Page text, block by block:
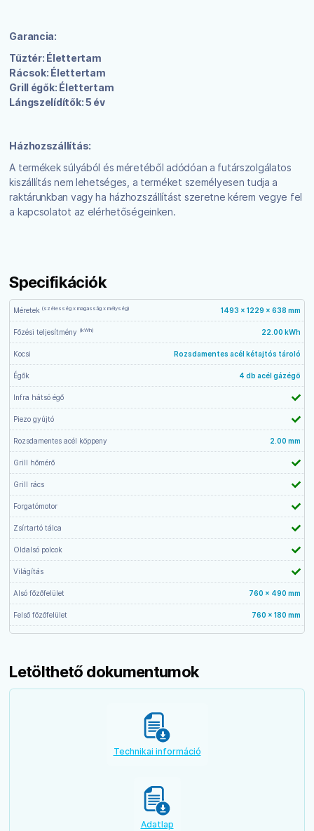
Garancia:
Tűztér: Élettertam
Rácsok: Élettertam
Grill égők: Élettertam
Lángszelídítők: 5 év
Házhozszállítás:
A termékek súlyából és méretéből adódóan a futárszolgálatos
kiszállítás nem lehetséges, a terméket személyesen tudja a
raktárunkban vagy ha házhozszállítást szeretne kérem vegye fel
a kapcsolatot az elérhetőségeinken.
Specifikációk
Méretek (szélesség x magasság x mélység) 1493 x 1229 x 638 mm
Főzési teljesítmény (kWh) 22.00 kWh
Kocsi Rozsdamentes acél kétajtós tároló
Égők 4 db acél gázégő
Infra hátsó égő
Piezo gyújtó
Rozsdamentes acél köppeny 2.00 mm
Grill hőmérő
Grill rács
Forgatómotor
Zsírtartó tálca
Oldalsó polcok
Világítás
Alsó főzőfelület 760 x 490 mm
Felső főzőfelület 760 x 180 mm
Letölthető dokumentumok
Technikai információ
Adatlap